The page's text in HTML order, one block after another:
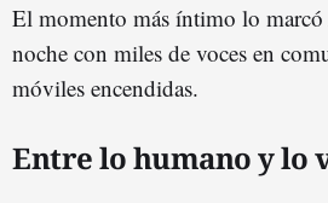
El momento más íntimo lo marcó
noche con miles de voces en
móviles encendidas.
Entre lo humano y lo